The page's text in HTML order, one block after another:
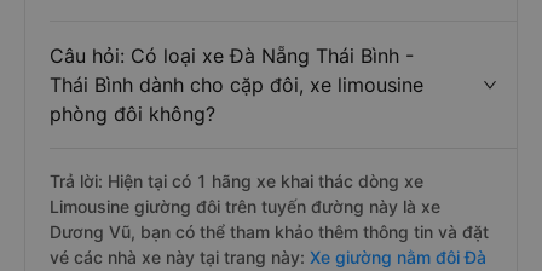
Câu hỏi: Có loại xe Đà Nẵng Thái Bình -
Thái Bình dành cho cặp đôi, xe limousine
phòng đôi không?
Trả lời: Hiện tại có 1 hãng xe khai thác dòng xe
Limousine giường đôi trên tuyến đường này là xe
Dương Vũ, bạn có thể tham khảo thêm thông tin và đặt
vé các nhà xe này tại trang này: Xe giường nằm đôi Đà